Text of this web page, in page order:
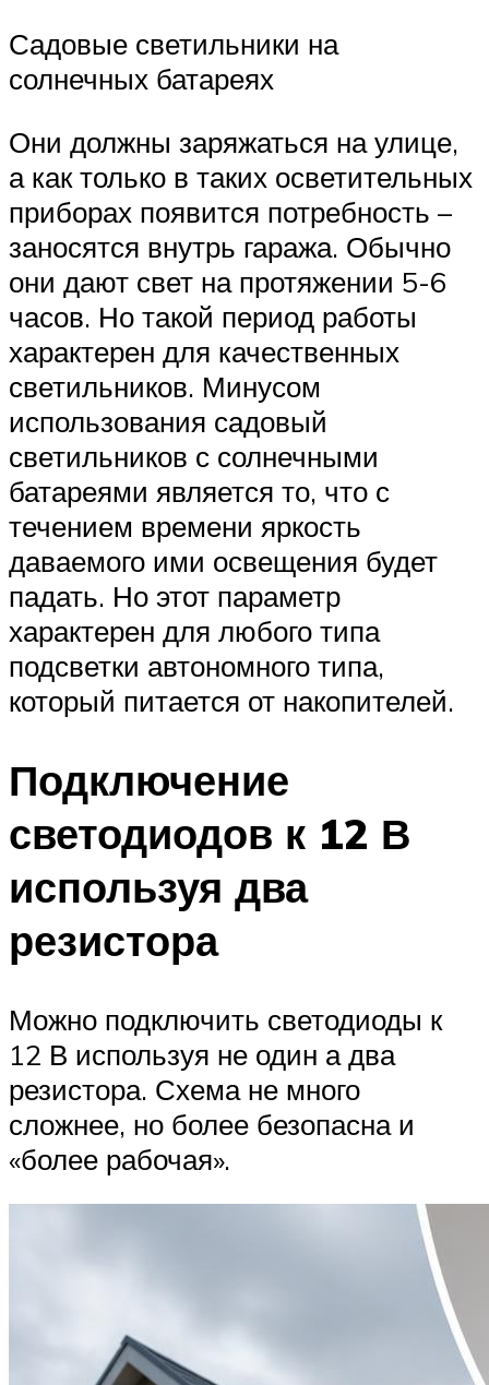
Садовые светильники на
солнечных батареях
Они должны заряжаться на улице,
а как только в таких осветительных
приборах появится потребность –
заносятся внутрь гаража. Обычно
они дают свет на протяжении 5-6
часов. Но такой период работы
характерен для качественных
светильников. Минусом
использования садовый
светильников с солнечными
батареями является то, что с
течением времени яркость
даваемого ими освещения будет
падать. Но этот параметр
характерен для любого типа
подсветки автономного типа,
который питается от накопителей.
Подключение
светодиодов к 12 В
используя два
резистора
Можно подключить светодиоды к
12 В используя не один а два
резистора. Схема не много
сложнее, но более безопасна и
«более рабочая».